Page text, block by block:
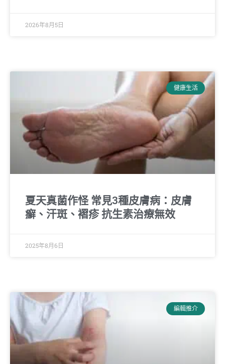
2026年8月5日
健康生活
夏天真菌作怪 常見3種皮膚病：皮膚
癬、汗斑、褶疹 抗生素治療無效
2025年8月6日
編輯推介